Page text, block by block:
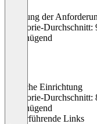
Erfüllung der
Kategorie-Durchschnitt:
Ungenügend
Einfache Einrichtung
Kategorie-Durchschnitt:
Ungenügend
Weiterführende Links